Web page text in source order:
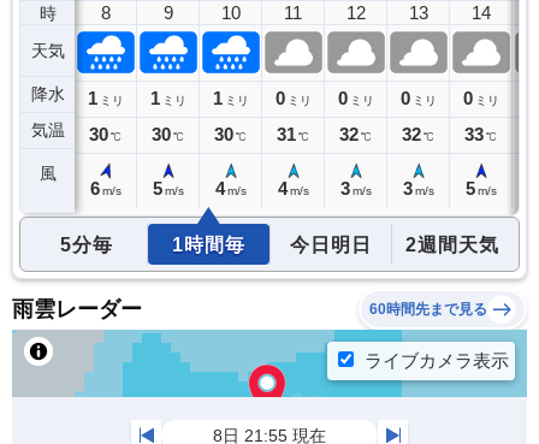
時
天気
降水
気温
風
7
4ミリ
29℃
8
1 ミリ
30℃
6 m/s
9
1 ミリ
30℃
5 m/s
10
1 ミリ
30℃
4 m/s
11
0 ミリ
31℃
4 m/s
12
0 ミリ
32℃
3 m/s
13
0 ミリ
32℃
3 m/s
14
0 ミリ
33℃
5 m/s
5分毎 1時間毎 今日明日 2週間天気
雨雲レーダー 60時間先まで見る